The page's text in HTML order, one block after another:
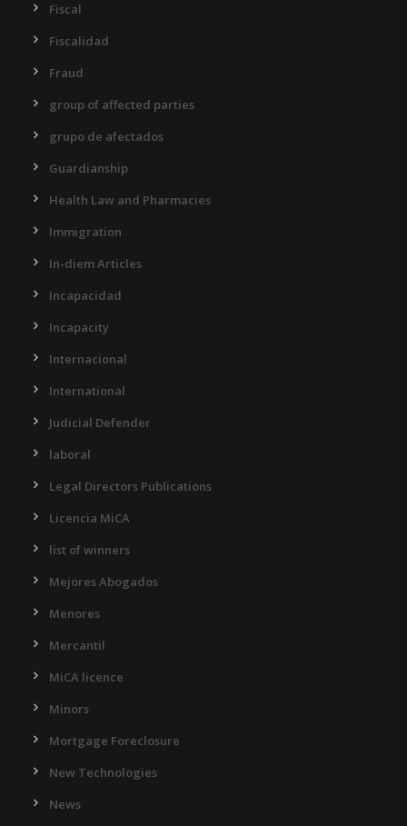
Fiscal
Fiscalidad
Fraud
group of affected parties
grupo de afectados
Guardianship
Health Law and Pharmacies
Immigration
In-diem Articles
Incapacidad
Incapacity
Internacional
International
Judicial Defender
laboral
Legal Directors Publications
Licencia MiCA
list of winners
Mejores Abogados
Menores
Mercantil
MiCA licence
Minors
Mortgage Foreclosure
New Technologies
News